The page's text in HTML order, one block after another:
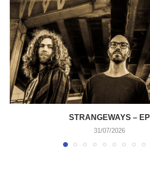
STRANGEWAYS – EP
31/07/2026